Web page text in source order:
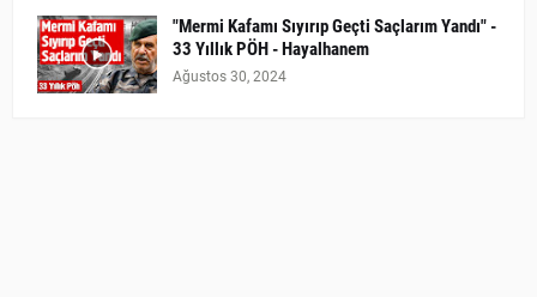
"Mermi Kafamı Sıyırıp Geçti Saçlarım Yandı" -
33 Yıllık PÖH - Hayalhanem
Ağustos 30, 2024